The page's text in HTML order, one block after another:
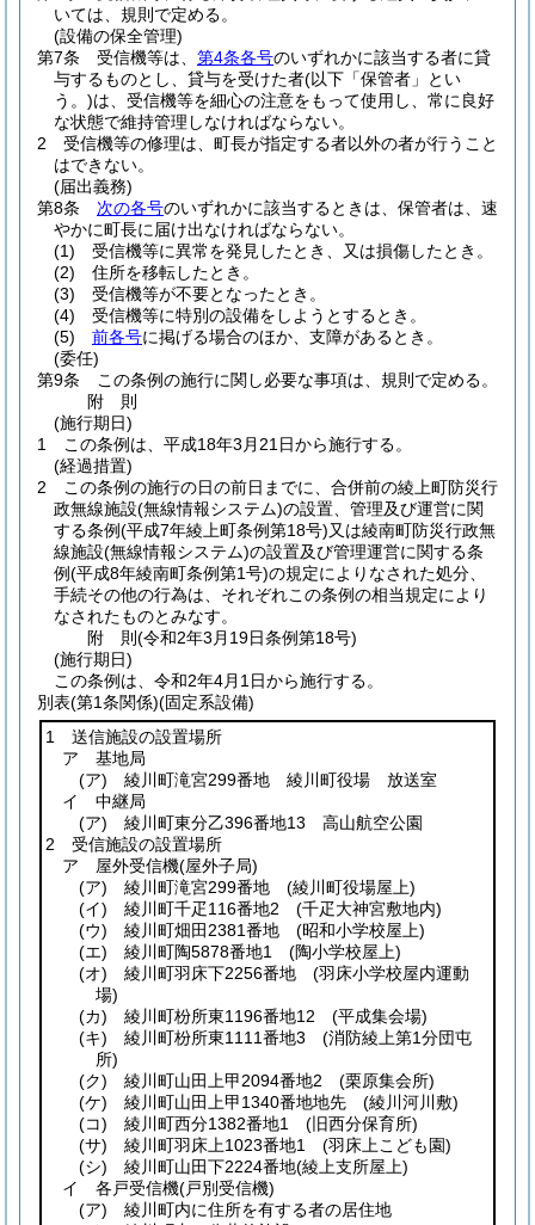
いては、規則で定める。
(設備の保全管理)
第7条
受信機等は、 第4条各号のいずれかに該当する者に貸
与するものとし、貸与を受けた者(以下「保管者」とい
う。)は、受信機等を細心の注意をもって使用し、常に良好
な状態で維持管理しなければならない。
2
受信機等の修理は、町長が指定する者以外の者が行うこと
はできない。
(届出義務)
第8条
次の各号のいずれかに該当するときは、保管者は、速
やかに町長に届け出なければならない。
(1)
受信機等に異常を発見したとき、又は損傷したとき。
(2)
住所を移転したとき。
(3)
受信機等が不要となったとき。
(4)
受信機等に特別の設備をしようとするとき。
(5)
前各号に掲げる場合のほか、支障があるとき。
(委任)
第9条
この条例の施行に関し必要な事項は、規則で定める。
附 則
(施行期日)
1
この条例は、平成18年3月21日から施行する。
(経過措置)
2
この条例の施行の日の前日までに、合併前の綾上町防災行
政無線施設(無線情報システム)の設置、管理及び運営に関
する条例(平成7年綾上町条例第18号)又は綾南町防災行政無
線施設(無線情報システム)の設置及び管理運営に関する条
例(平成8年綾南町条例第1号)の規定によりなされた処分、
手続その他の行為は、それぞれこの条例の相当規定により
なされたものとみなす。
附 則(令和2年3月19日条例第18号)
(施行期日)
この条例は、令和2年4月1日から施行する。
別表(第1条関係)(固定系設備)
1 送信施設の設置場所
ア 基地局
(ア) 綾川町滝宮299番地 綾川町役場 放送室
イ 中継局
(ア) 綾川町東分乙396番地13 高山航空公園
2 受信施設の設置場所
ア 屋外受信機(屋外子局)
(ア) 綾川町滝宮299番地 (綾川町役場屋上)
(イ) 綾川町千疋116番地2 (千疋大神宮敷地内)
(ウ) 綾川町畑田2381番地 (昭和小学校屋上)
(エ) 綾川町陶5878番地1 (陶小学校屋上)
(オ) 綾川町羽床下2256番地 (羽床小学校屋内運動
場)
(カ) 綾川町枌所東1196番地12 (平成集会場)
(キ) 綾川町枌所東1111番地3 (消防綾上第1分団屯
所)
(ク) 綾川町山田上甲2094番地2 (栗原集会所)
(ケ) 綾川町山田上甲1340番地地先 (綾川河川敷)
(コ) 綾川町西分1382番地1 (旧西分保育所)
(サ) 綾川町羽床上1023番地1 (羽床上こども園)
(シ) 綾川町山田下2224番地(綾上支所屋上)
イ 各戸受信機(戸別受信機)
(ア) 綾川町内に住所を有する者の居住地